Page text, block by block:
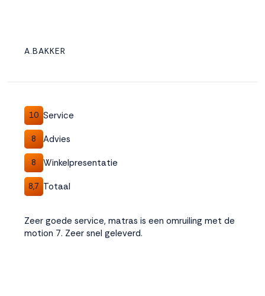
A.BAKKER
10 Service
8 Advies
8 Winkelpresentatie
8,7 Totaal
Zeer goede service, matras is een omruiling met de
motion 7. Zeer snel geleverd.